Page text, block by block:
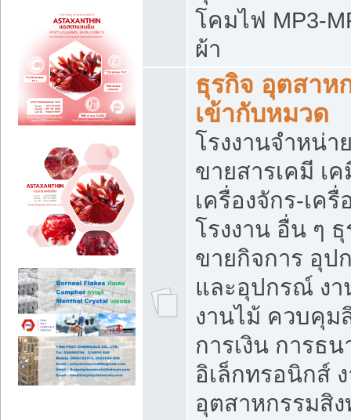
โคมไฟ MP3-
ผ้า
ธุรกิจ อุตสาห
เข้ากับหมวด
โรงงานจำหน่
ขายสารเคมี เ
เครื่องจักร-เค
โรงงาน อื่น ๆ
ขายกิจการ อุป
และอุปกรณ์ ง
งานไม้ ควบคุม
การเงิน การธ
อิเล็กทรอนิกส์
อุตสาหกรรมสิ